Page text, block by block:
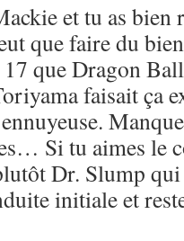
et tu as bien
que faire du
que Dragon
faisait ça
Si tu aimes le
Dr. Slump qui
initiale et